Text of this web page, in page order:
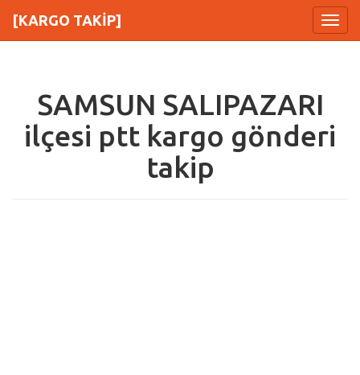
Menu
[KARGO TAKİP]
SAMSUN SALIPAZARI
ilçesi ptt kargo gönderi
takip